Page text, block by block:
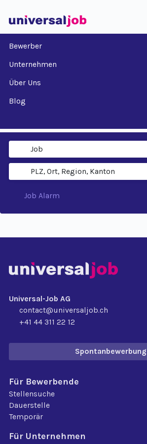
Bewerber
Unternehmen
Über Uns
Blog
Job Alarm
Universal-Job AG
contact@universaljob.ch
+41 44 311 22 12
Spontanbewerbung
Für Bewerbende
Stellensuche
Dauerstelle
Temporär
Für Unternehmen